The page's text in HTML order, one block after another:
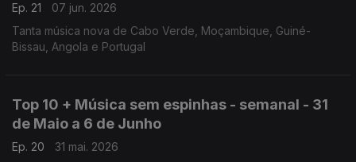
Ep. 21
07 jun. 2026
Tanta música nova de Cabo Verde, Moçambique, Guiné-
Bissau, Angola e Portugal
Top 10 + Música sem espinhas - semanal - 31
de Maio a 6 de Junho
Ep. 20
31 mai. 2026